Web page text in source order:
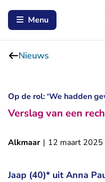
Menu
Nieuws
Op de rol: ‘We hadden
Verslag van een
Alkmaar | 12 maart 2025
Jaap (40)* uit Anna